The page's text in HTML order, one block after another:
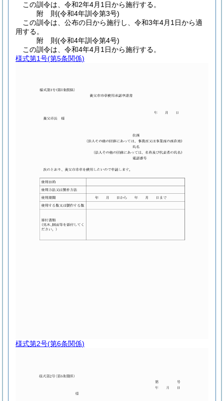
この訓令は、令和2年4月1日から施行する。
附 則(令和4年訓令第3号)
この訓令は、公布の日から施行し、令和3年4月1日から適
用する。
附 則(令和4年訓令第4号)
この訓令は、令和4年4月1日から施行する。
様式第1号(第5条関係)
様式第2号(第6条関係)